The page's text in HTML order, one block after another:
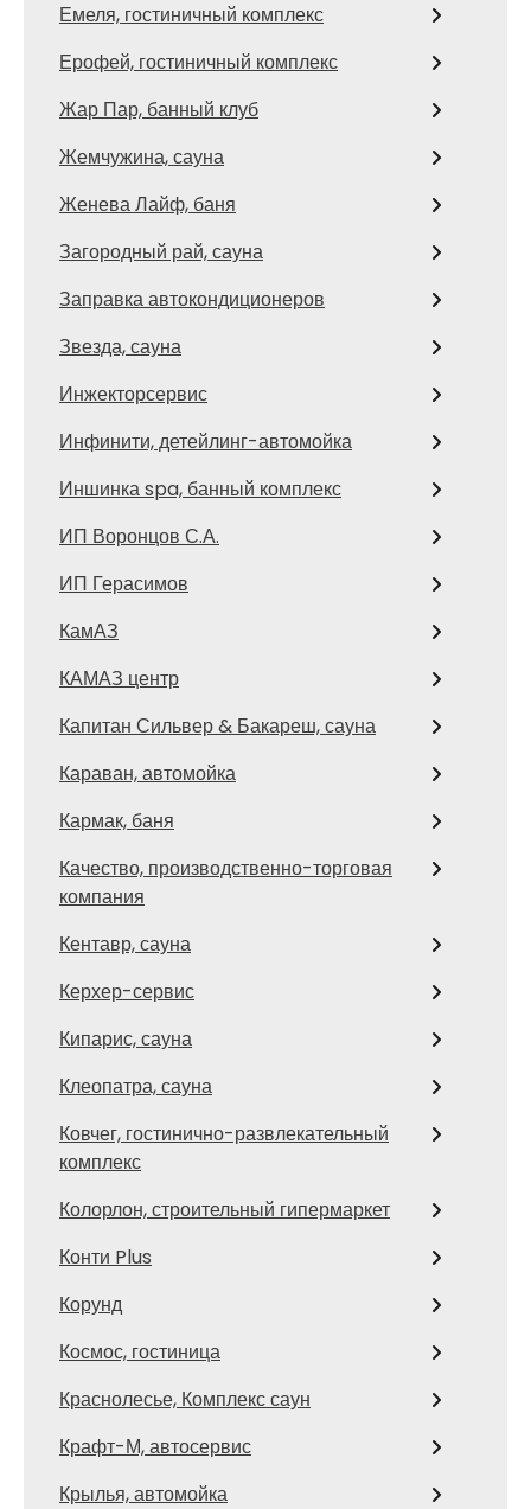
Емеля, гостиничный комплекс
Ерофей, гостиничный комплекс
Жар Пар, банный клуб
Жемчужина, сауна
Женева Лайф, баня
Загородный рай, сауна
Заправка автокондиционеров
Звезда, сауна
Инжекторсервис
Инфинити, детейлинг-автомойка
Иншинка spa, банный комплекс
ИП Воронцов С.А.
ИП Герасимов
КамАЗ
КАМАЗ центр
Капитан Сильвер & Бакареш, сауна
Караван, автомойка
Кармак, баня
Качество, производственно-торговая
компания
Кентавр, сауна
Керхер-сервис
Кипарис, сауна
Клеопатра, сауна
Ковчег, гостинично-развлекательный
комплекс
Колорлон, строительный гипермаркет
Конти Plus
Корунд
Космос, гостиница
Краснолесье, Комплекс саун
Крафт-М, автосервис
Крылья, автомойка